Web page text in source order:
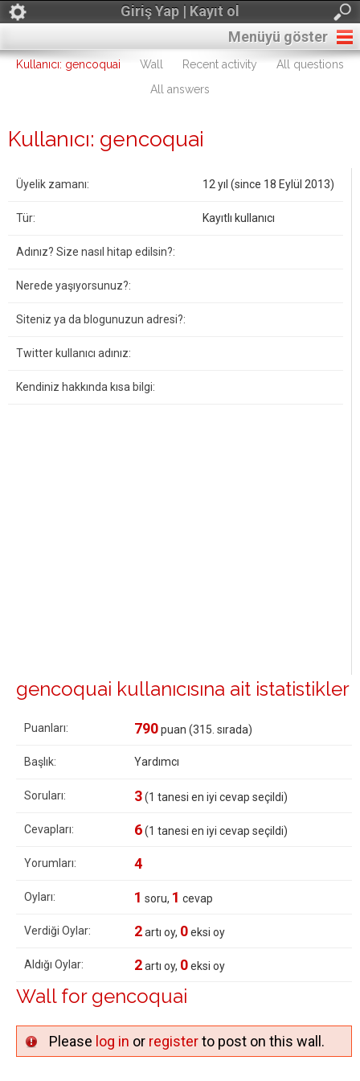
Giriş Yap | Kayıt ol
Menüyü göster
Kullanıcı: gencoquai Wall Recent activity
All questions
All answers
Kullanıcı: gencoquai
Üyelik zamanı: 12 yıl (since 18 Eylül 2013)
Tür: Kayıtlı kullanıcı
Adınız? Size nasıl hitap edilsin?:
Nerede yaşıyorsunuz?:
Siteniz ya da blogunuzun adresi?:
Twitter kullanıcı adınız:
Kendiniz hakkında kısa bilgi:
gencoquai kullanıcısına ait istatistikler
Puanları: 790puan (315 . sırada)
Başlık: Yardımcı
Soruları: 3(1 tanesi en iyi cevap seçildi)
Cevapları: 6(1 tanesi en iyi cevap seçildi)
Yorumları: 4
Oyları: 1 soru, 1 cevap
Verdiği Oylar: 2artı oy, 0eksi oy
Aldığı Oylar: 2artı oy, 0eksi oy
Wall for gencoquai
Please log in or registerto post on this wall.